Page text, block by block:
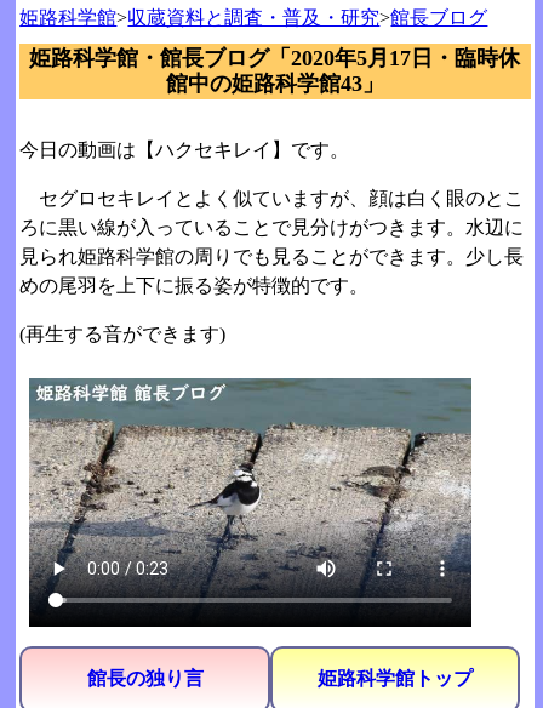
姫路科学館>収蔵資料と調査・普及・研究>館長ブログ
姫路科学館・館長ブログ「2020年5月17日・臨時休
館中の姫路科学館43」
今日の動画は【ハクセキレイ】です。
セグロセキレイとよく似ていますが、顔は白く眼のとこ
ろに黒い線が入っていることで見分けがつきます。水辺に
見られ姫路科学館の周りでも見ることができます。少し長
めの尾羽を上下に振る姿が特徴的です。
(再生する音ができます)
館長の独り言 姫路科学館トップ